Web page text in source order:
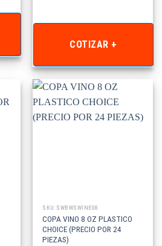
COTIZAR +
SKU: SWBWSWINE08
COPA VINO 8 OZ PLASTICO
CHOICE (PRECIO POR 24
PIEZAS)